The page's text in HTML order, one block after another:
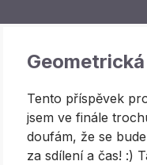
Tento příspěvek
jsem ve finále
doufám, že se
za sdílení a čas! :)